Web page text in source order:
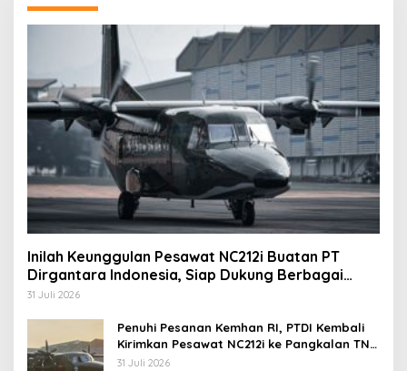
Inilah Keunggulan Pesawat NC212i Buatan PT
Dirgantara Indonesia, Siap Dukung Berbagai
Operasi TNI
31 Juli 2026
Penuhi Pesanan Kemhan RI, PTDI Kembali
Kirimkan Pesawat NC212i ke Pangkalan TNI
AU
31 Juli 2026